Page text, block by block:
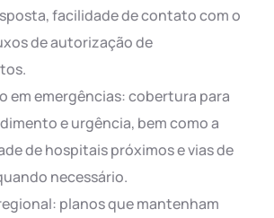
facilidade de contato com o
de autorização de
em emergências: cobertura para
e urgência, bem como a
de hospitais próximos e vias de
necessário.
planos que mantenham